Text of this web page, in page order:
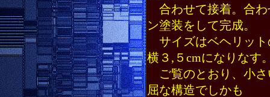
合わせて接着。合わ
ン塗装をして完成。
サイズはベヘリット
横３,５cmになりなす
ご覧のとおり、小さ
屈な構造でしかも